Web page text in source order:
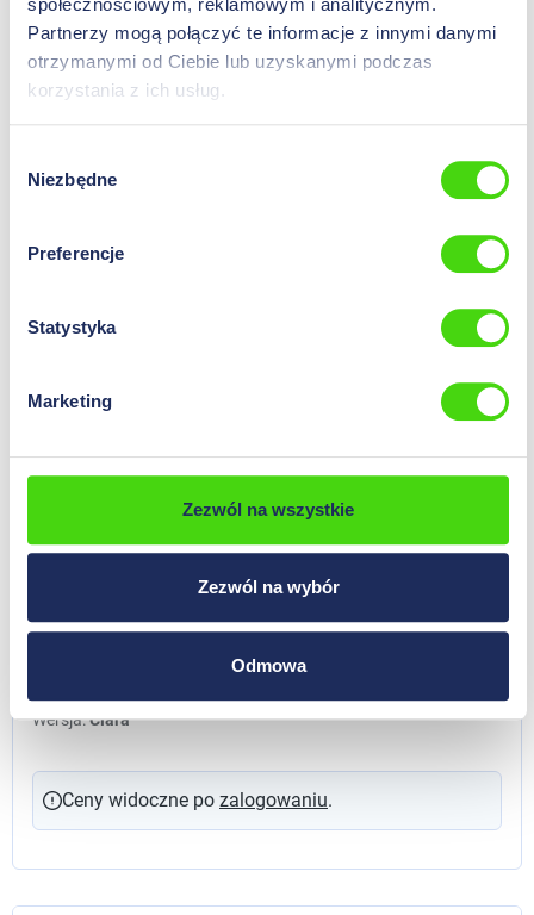
społecznościowym, reklamowym i analitycznym.
Partnerzy mogą połączyć te informacje z innymi danymi
otrzymanymi od Ciebie lub uzyskanymi podczas
korzystania z ich usług.
zgody
Niezbędne
Preferencje
Statystyka
Marketing
Zezwól na wszystkie
Zezwól na wybór
Odmowa
Pojemnik z praską do końcówek i izolowanymi
końcówkami kablowymi
TORBA STAŻYSTY CLARA
Wersja:Clara
Ceny widoczne po zalogowaniu.